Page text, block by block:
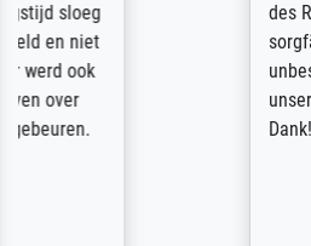
des Rahmens! Unser Bild
sorgfältig und sicher
unbeschadet bei uns
unser letzter